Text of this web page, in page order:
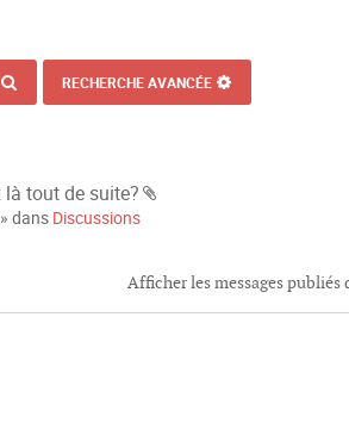
RECHERCHE AVANCÉE
là tout de suite?
c
dans Discussions
Afficher les messages publiés